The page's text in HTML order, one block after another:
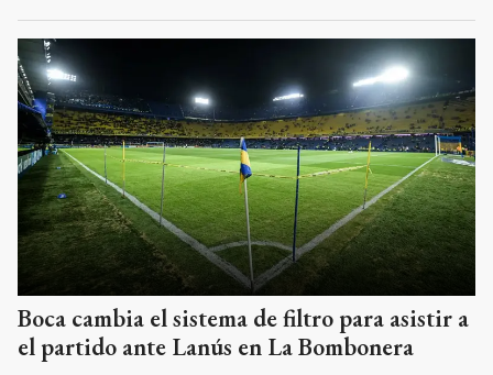
Boca cambia el sistema de filtro para asistir a
el partido ante Lanús en La Bombonera